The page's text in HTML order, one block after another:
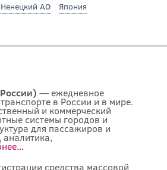
АО
Япония
— ежедневное
в России и в мире.
и коммерческий
системы городов и
для пассажиров и
аналитика,
средства массовой